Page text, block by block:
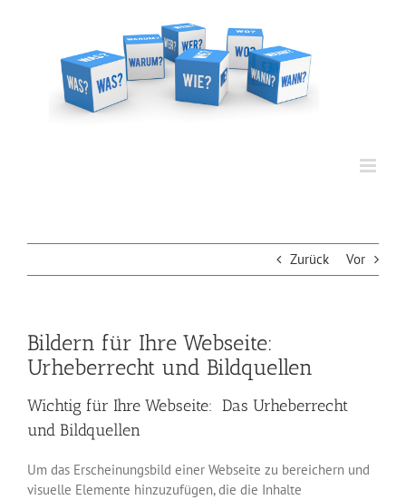
Zurück Vor
Bildern für Ihre Webseite:
Urheberrecht und Bildquellen
Wichtig für Ihre Webseite: Das Urheberrecht
und Bildquellen
Um das Erscheinungsbild einer Webseite zu bereichern und
visuelle Elemente hinzuzufügen, die die Inhalte